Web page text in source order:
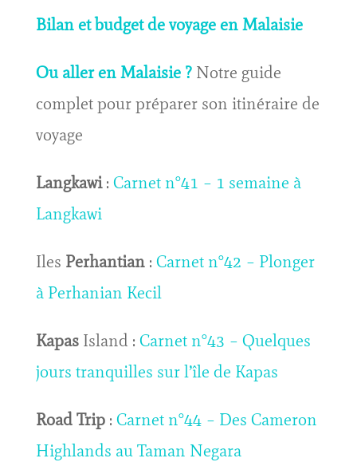
Bilan et budget de voyage en Malaisie
Ou aller en Malaisie ? Notre guide
complet pour préparer son itinéraire de
voyage
Langkawi: Carnet n°41 – 1 semaine à
Langkawi
Iles Perhantian: Carnet n°42 – Plonger
à Perhanian Kecil
KapasIsland : Carnet n°43 – Quelques
jours tranquilles sur l’île de Kapas
Road Trip: Carnet n°44 – Des Cameron
Highlands au Taman Negara